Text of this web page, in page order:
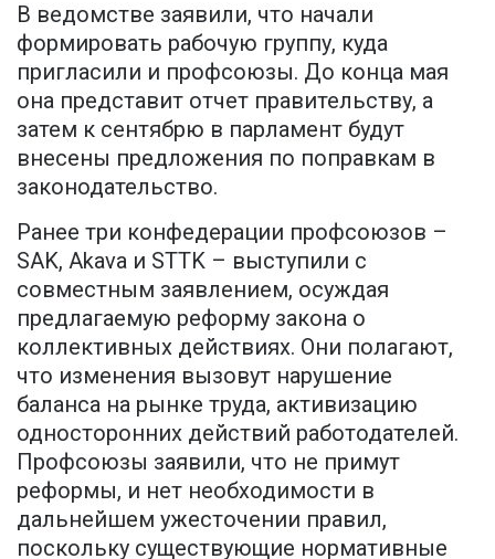
В ведомстве заявили, что начали
формировать рабочую группу, куда
пригласили и профсоюзы. До конца мая
она представит отчет правительству, а
затем к сентябрю в парламент будут
внесены предложения по поправкам в
законодательство.
Ранее три конфедерации профсоюзов –
SAK, Akava и STTK – выступили с
совместным заявлением, осуждая
предлагаемую реформу закона о
коллективных действиях. Они полагают,
что изменения вызовут нарушение
баланса на рынке труда, активизацию
односторонних действий работодателей.
Профсоюзы заявили, что не примут
реформы, и нет необходимости в
дальнейшем ужесточении правил,
поскольку существующие нормативные